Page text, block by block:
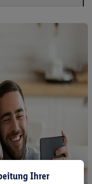
Ihrer